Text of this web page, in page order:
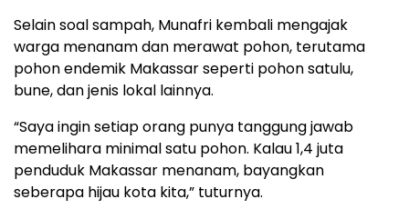
Selain soal sampah, Munafri kembali mengajak
warga menanam dan merawat pohon, terutama
pohon endemik Makassar seperti pohon satulu,
bune, dan jenis lokal lainnya.
“Saya ingin setiap orang punya tanggung jawab
memelihara minimal satu pohon. Kalau 1,4 juta
penduduk Makassar menanam, bayangkan
seberapa hijau kota kita,” tuturnya.